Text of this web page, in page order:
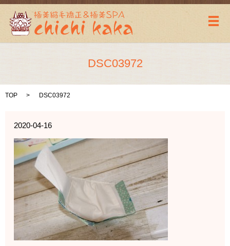
メ
DSC03972
TOP DSC03972
2020-04-16